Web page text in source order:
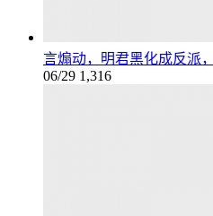
言煽动，明君黑化成反派
06/29 1,316